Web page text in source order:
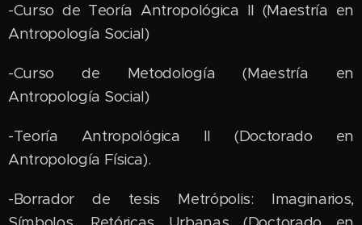
-Curso de Teoría Antropológica II (Maestría en
Antropología Social)
-Curso de Metodología (Maestría en
Antropología Social)
-Teoría Antropológica II (Doctorado en
Antropología Física).
-Borrador de tesis Metrópolis: Imaginarios,